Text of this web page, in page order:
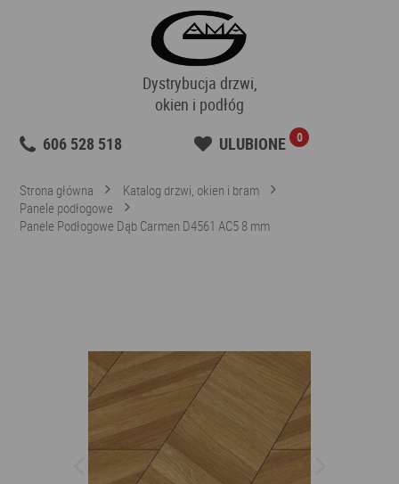
Dystrybucja drzwi,
okien i podłóg
606 528 518
ULUBIONE 0
Strona główna
Katalog drzwi, okien i bram
Panele podłogowe
Panele Podłogowe Dąb Carmen D4561 AC5 8 mm